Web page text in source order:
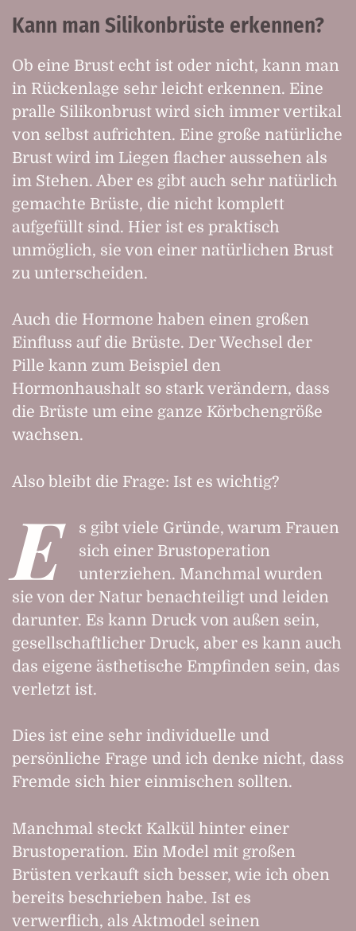
Kann man Silikonbrüste erkennen?
Ob eine Brust echt ist oder nicht, kann man
in Rückenlage sehr leicht erkennen. Eine
pralle Silikonbrust wird sich immer vertikal
von selbst aufrichten. Eine große natürliche
Brust wird im Liegen flacher aussehen als
im Stehen. Aber es gibt auch sehr natürlich
gemachte Brüste, die nicht komplett
aufgefüllt sind. Hier ist es praktisch
unmöglich, sie von einer natürlichen Brust
zu unterscheiden.
Auch die Hormone haben einen großen
Einfluss auf die Brüste. Der Wechsel der
Pille kann zum Beispiel den
Hormonhaushalt so stark verändern, dass
die Brüste um eine ganze Körbchengröße
wachsen.
Also bleibt die Frage: Ist es wichtig?
E
s gibt viele Gründe, warum Frauen
sich einer Brustoperation
unterziehen. Manchmal wurden
sie von der Natur benachteiligt und leiden
darunter. Es kann Druck von außen sein,
gesellschaftlicher Druck, aber es kann auch
das eigene ästhetische Empfinden sein, das
verletzt ist.
Dies ist eine sehr individuelle und
persönliche Frage und ich denke nicht, dass
Fremde sich hier einmischen sollten.
Manchmal steckt Kalkül hinter einer
Brustoperation. Ein Model mit großen
Brüsten verkauft sich besser, wie ich oben
bereits beschrieben habe. Ist es
verwerflich, als Aktmodel seinen